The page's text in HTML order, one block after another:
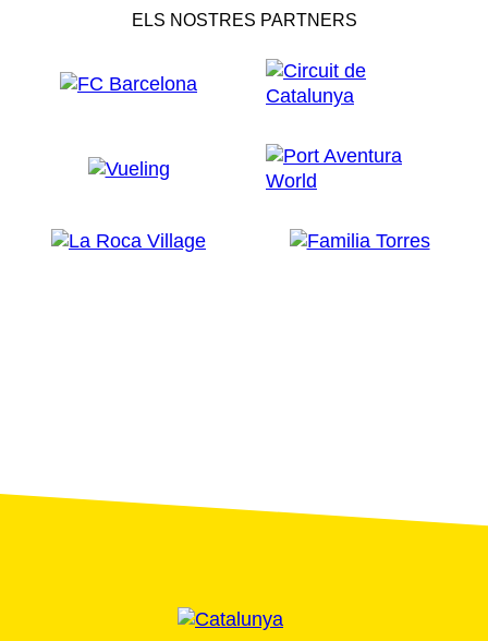
ELS NOSTRES PARTNERS